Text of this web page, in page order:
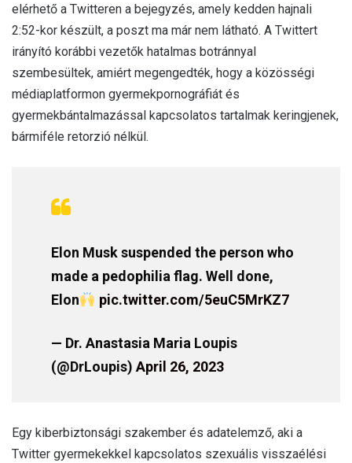
elérhető a Twitteren a bejegyzés, amely kedden hajnali
2:52-kor készült, a poszt ma már nem látható. A Twittert
irányító korábbi vezetők hatalmas botránnyal
szembesültek, amiért megengedték, hogy a közösségi
médiaplatformon gyermekpornográfiát és
gyermekbántalmazással kapcsolatos tartalmak keringjenek,
bármiféle retorzió nélkül.
Elon Musk suspended the person who
made a pedophilia flag. Well done,
Elon
pic.twitter.com/5euC5MrKZ7
— Dr. Anastasia Maria Loupis
(@DrLoupis) April 26, 2023
Egy kiberbiztonsági szakember és adatelemző, aki a
Twitter gyermekekkel kapcsolatos szexuális visszaélési